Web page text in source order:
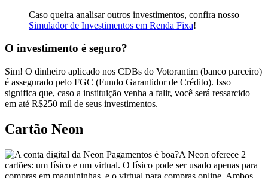
Caso queira analisar outros investimentos, confira nosso
Simulador de Investimentos em Renda Fixa!
O investimento é seguro?
Sim! O dinheiro aplicado nos CDBs do Votorantim (banco parceiro)
é assegurado pelo FGC (Fundo Garantidor de Crédito). Isso
significa que, caso a instituição venha a falir, você será ressarcido
em até R$250 mil de seus investimentos.
Cartão Neon
A Neon oferece 2
cartões: um físico e um virtual. O físico pode ser usado apenas para
compras em maquininhas, e o virtual para compras online. Ambos